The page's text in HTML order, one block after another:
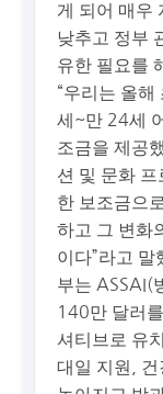
게 되어 매우
낮추고 정부
유한 필요를
“우리는 올해
세~만 24세
조금을 제공
션 및 문화 프
한 보조금으
하고 그 변화
이다”라고
부는 ASSAI(
140만 달러
셔티브로 유
대일 지원,